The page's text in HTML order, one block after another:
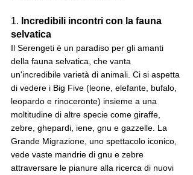
1. Incredibili incontri con la fauna
selvatica
Il Serengeti è un paradiso per gli amanti
della fauna selvatica, che vanta
un'incredibile varietà di animali. Ci si aspetta
di vedere i Big Five (leone, elefante, bufalo,
leopardo e rinoceronte) insieme a una
moltitudine di altre specie come giraffe,
zebre, ghepardi, iene, gnu e gazzelle. La
Grande Migrazione, uno spettacolo iconico,
vede vaste mandrie di gnu e zebre
attraversare le pianure alla ricerca di nuovi